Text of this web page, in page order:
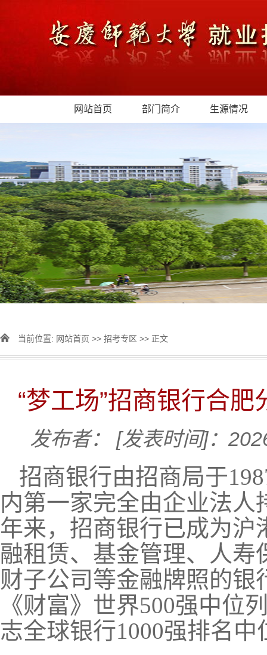
网站首页 部门简介 生源情况
当前位置: 网站首页 >> 招考专区 >> 正文
“梦工场”招商银行合
发布者： [发表时间]：
招商银行由招商局于
内第一家完全由企业法人
年来，招商银行已成为
融租赁、基金管理、人
财子公司等金融牌照的银
《财富》世界500强中位
志全球银行1000强排名中